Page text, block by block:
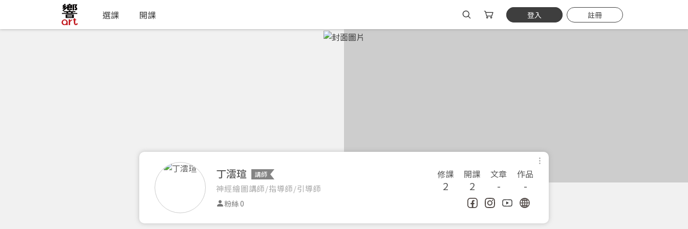
選課 開課 登入 註冊
丁澐瑄 講師
神經繪圖講師/指導師/引導師
粉絲 0
修課
2
開課
2
文章
-
作品
-